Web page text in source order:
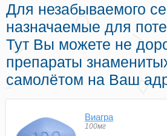
Для незабываемого
назначаемые для
Тут Вы можете не
препараты
самолётом на Ваш
Виагра
100мг